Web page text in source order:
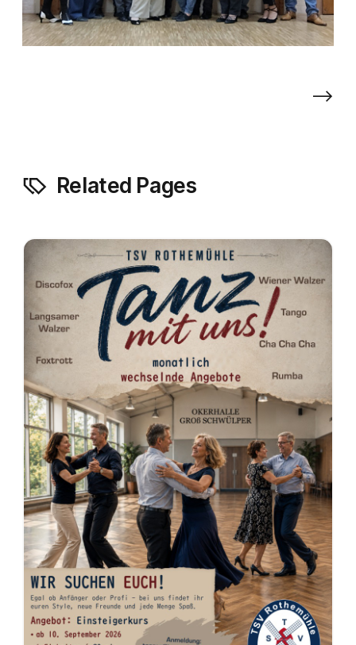
⟶
Related Pages